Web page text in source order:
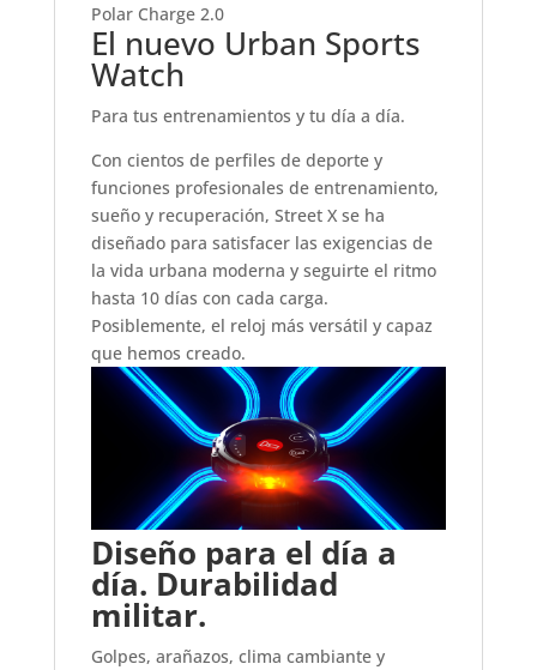
Polar Charge 2.0
El nuevo Urban Sports
Watch
Para tus entrenamientos y tu día a día.
Con cientos de perfiles de deporte y
funciones profesionales de entrenamiento,
sueño y recuperación, Street X se ha
diseñado para satisfacer las exigencias de
la vida urbana moderna y seguirte el ritmo
hasta 10 días con cada carga.
Posiblemente, el reloj más versátil y capaz
que hemos creado.
Diseño para el día a
día. Durabilidad
militar.
Golpes, arañazos, clima cambiante y